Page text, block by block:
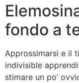
fondo a
Approssimarsi e il
indivisible
stimare un po’